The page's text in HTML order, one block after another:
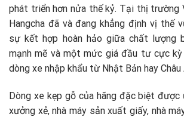
phát triển hơn nửa thế kỷ. Tại thị trường
Hangcha đã và đang khẳng định vị thế
sự kết hợp hoàn hảo giữa chất lượng
mạnh mẽ và một mức giá đầu tư cực
dòng xe nhập khẩu từ Nhật Bản hay Châu
Dòng xe kẹp gỗ của hãng đặc biệt được
xưởng xẻ, nhà máy sản xuất giấy, nhà